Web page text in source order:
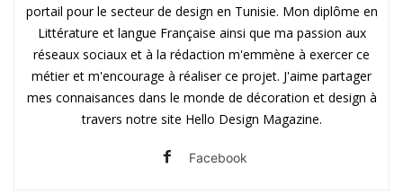
portail pour le secteur de design en Tunisie. Mon diplôme en
Littérature et langue Française ainsi que ma passion aux
réseaux sociaux et à la rédaction m'emmène à exercer ce
métier et m'encourage à réaliser ce projet. J'aime partager
mes connaisances dans le monde de décoration et design à
travers notre site Hello Design Magazine.
Facebook